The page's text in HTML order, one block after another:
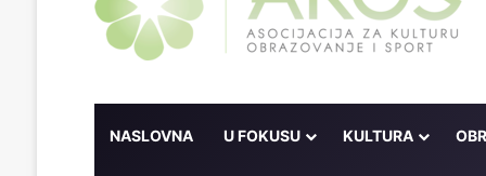
NASLOVNA U FOKUSU KULTURA